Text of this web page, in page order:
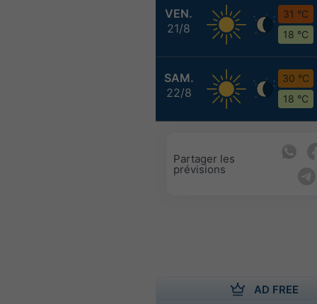
VEN.
21/8
31 °C
18 °C
SAM.
22/8
30 °C
18 °C
Partager les
prévisions
AD FREE